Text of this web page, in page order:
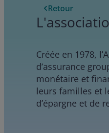
Retour
Créée en 1978,
d’assurance
monétaire et
leurs familles et
d’épargne et de